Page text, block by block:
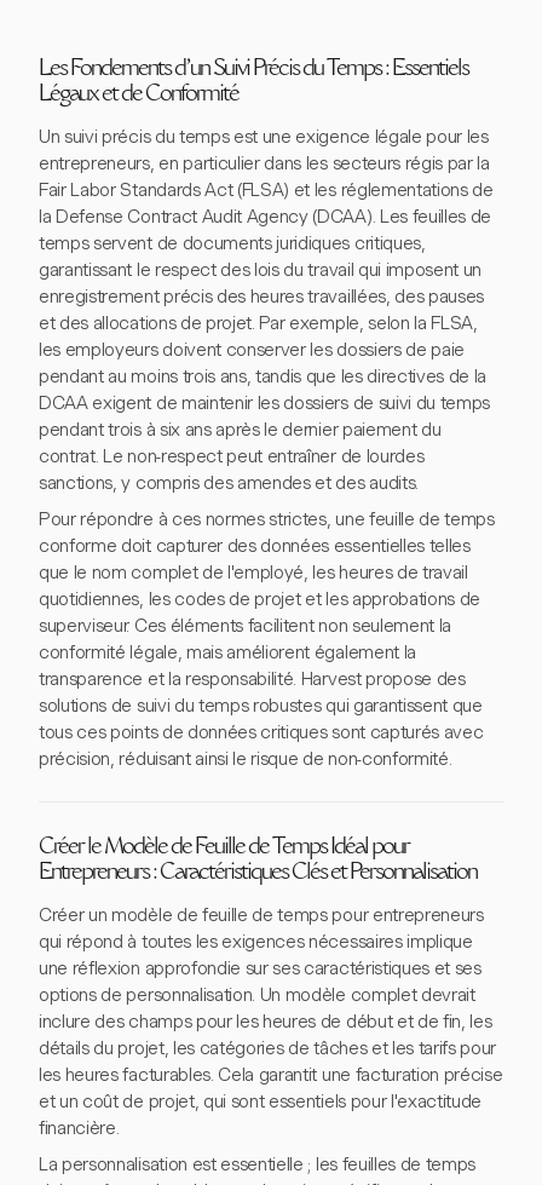
Les Fondements d'un Suivi Précis du Temps : Essentiels
Légaux et de Conformité
Un suivi précis du temps est une exigence légale pour les
entrepreneurs, en particulier dans les secteurs régis par la
Fair Labor Standards Act (FLSA) et les réglementations de
la Defense Contract Audit Agency (DCAA). Les feuilles de
temps servent de documents juridiques critiques,
garantissant le respect des lois du travail qui imposent un
enregistrement précis des heures travaillées, des pauses
et des allocations de projet. Par exemple, selon la FLSA,
les employeurs doivent conserver les dossiers de paie
pendant au moins trois ans, tandis que les directives de la
DCAA exigent de maintenir les dossiers de suivi du temps
pendant trois à six ans après le dernier paiement du
contrat. Le non-respect peut entraîner de lourdes
sanctions, y compris des amendes et des audits.
Pour répondre à ces normes strictes, une feuille de temps
conforme doit capturer des données essentielles telles
que le nom complet de l'employé, les heures de travail
quotidiennes, les codes de projet et les approbations de
superviseur. Ces éléments facilitent non seulement la
conformité légale, mais améliorent également la
transparence et la responsabilité. Harvest propose des
solutions de suivi du temps robustes qui garantissent que
tous ces points de données critiques sont capturés avec
précision, réduisant ainsi le risque de non-conformité.
Créer le Modèle de Feuille de Temps Idéal pour
Entrepreneurs : Caractéristiques Clés et Personnalisation
Créer un modèle de feuille de temps pour entrepreneurs
qui répond à toutes les exigences nécessaires implique
une réflexion approfondie sur ses caractéristiques et ses
options de personnalisation. Un modèle complet devrait
inclure des champs pour les heures de début et de fin, les
détails du projet, les catégories de tâches et les tarifs pour
les heures facturables. Cela garantit une facturation précise
et un coût de projet, qui sont essentiels pour l'exactitude
financière.
La personnalisation est essentielle ; les feuilles de temps